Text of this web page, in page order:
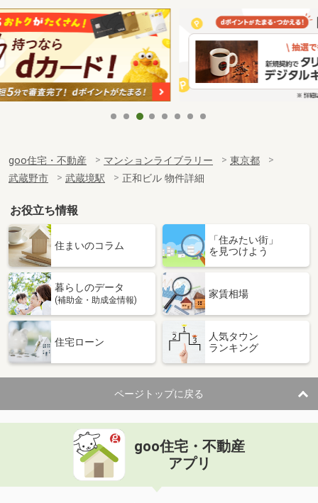
goo住宅・不動産 マンションライブラリー
東京都
武蔵野市
武蔵境駅 正和ビル 物件詳細
お役立ち情報
住まいのコラム
「住みたい街」
を見つけよう
暮らしのデータ
(補助金・助成金情報)
家賃相場
住宅ローン
人気タウン
ランキング
ページトップに戻る
goo住宅・不動産
アプリ